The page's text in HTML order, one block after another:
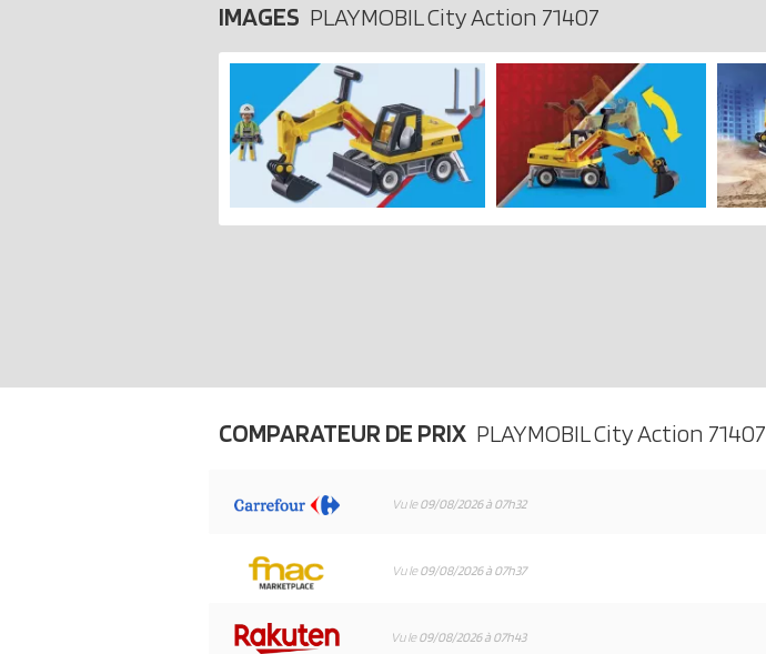
IMAGES PLAYMOBIL City Action 71407
COMPARATEUR DE PRIX PLAYMOBIL City Action 71407
Vu le09/08/2026 à 07h32
Vu le09/08/2026 à 07h37
Vu le09/08/2026 à 07h43